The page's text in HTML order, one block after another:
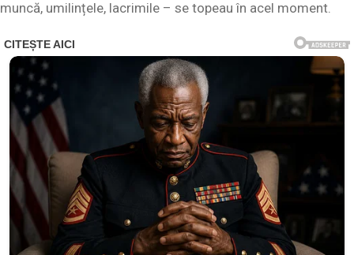
muncă, umilințele, lacrimile – se topeau în acel moment.